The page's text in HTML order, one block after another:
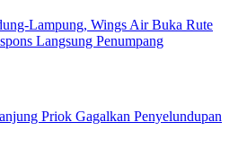
Lampung, Wings Air Buka Rute
Langsung Penumpang
Priok Gagalkan Penyelundupan